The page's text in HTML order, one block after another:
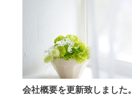
会社概要を更新致しました。